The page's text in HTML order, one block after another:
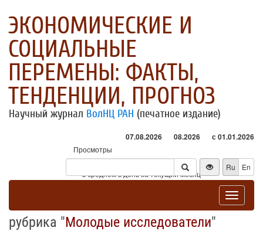
ЭКОНОМИЧЕСКИЕ И
СОЦИАЛЬНЫЕ
ПЕРЕМЕНЫ: ФАКТЫ,
ТЕНДЕНЦИИ, ПРОГНОЗ
Научный журнал ВолНЦ РАН (печатное издание)
07.08.2026 08.2026 с 01.01.2026
Просмотры
Посетители
* - в среднем в день за текущий месяц
Ru En
Toggle
рубрика "Молодые исследователи"